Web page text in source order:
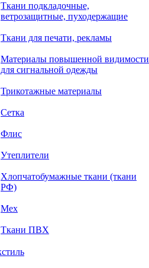
Ткани подкладочные,
ветрозащитные, пуходержащие
Ткани для печати, рекламы
Материалы повышенной видимости
для сигнальной одежды
Трикотажные материалы
Сетка
Флис
Утеплители
Хлопчатобумажные ткани (ткани
РФ)
Мех
Ткани ПВХ